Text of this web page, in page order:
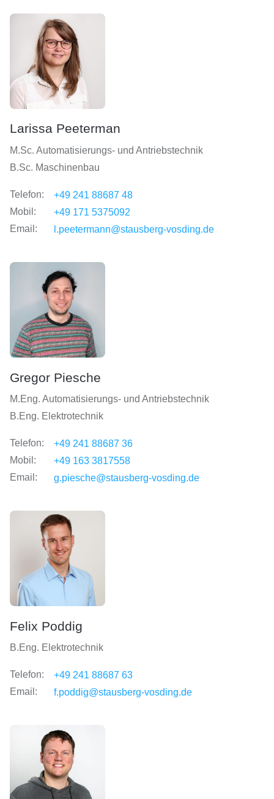
Larissa Peeterman
M.Sc. Automatisierungs- und Antriebstechnik
B.Sc. Maschinenbau
Telefon:
+49 241 88687 48
Mobil:
+49 171 5375092
Email:
l.peetermann@stausberg-vosding.de
Gregor Piesche
M.Eng. Automatisierungs- und Antriebstechnik
B.Eng. Elektrotechnik
Telefon:
+49 241 88687 36
Mobil:
+49 163 3817558
Email:
g.piesche@stausberg-vosding.de
Felix Poddig
B.Eng. Elektrotechnik
Telefon:
+49 241 88687 63
Email:
f.poddig@stausberg-vosding.de